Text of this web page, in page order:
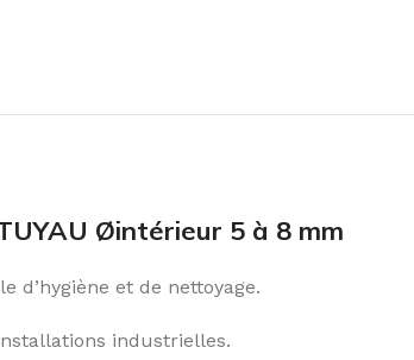
Øintérieur 5 à 8 mm
d’hygiène et de nettoyage.
industrielles.